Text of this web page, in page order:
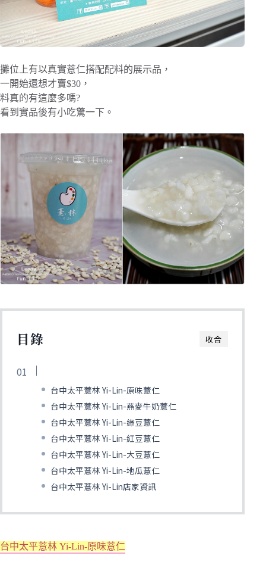
攤位上有以真實薏仁搭配配料的展示品，
一開始還想才賣$30，
料真的有這麼多嗎?
看到實品後有小吃驚一下。
收合
目錄
台中太平薏林 Yi-Lin-原味薏仁
台中太平薏林 Yi-Lin-燕麥牛奶薏仁
台中太平薏林 Yi-Lin-綠豆薏仁
台中太平薏林 Yi-Lin-紅豆薏仁
台中太平薏林 Yi-Lin-大豆薏仁
台中太平薏林 Yi-Lin-地瓜薏仁
台中太平薏林 Yi-Lin店家資訊
台中太平薏林 Yi-Lin-原味薏仁